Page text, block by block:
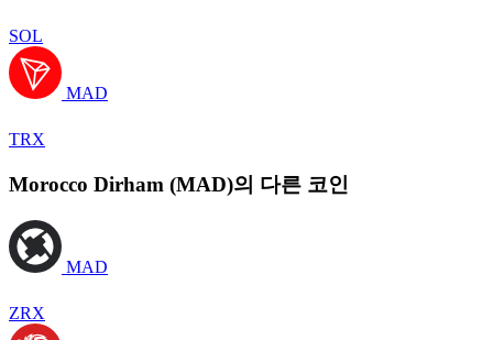
SOL
MAD
TRX
Morocco Dirham (MAD)의 다른 코인
MAD
ZRX